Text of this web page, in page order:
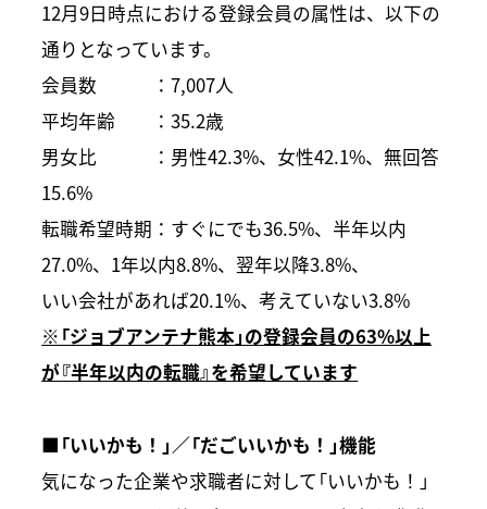
12月9日時点における登録会員の属性は、以下の
通りとなっています。
会員数 ：7,007人
平均年齢 ：35.2歳
男女比 ：男性42.3%、女性42.1%、無回答
15.6%
転職希望時期：すぐにでも36.5%、半年以内
27.0%、1年以内8.8%、翌年以降3.8%、
いい会社があれば20.1%、考えていない3.8%
※「ジョブアンテナ熊本」の登録会員の63%以上
が『半年以内の転職』を希望しています
■「いいかも！」／「だごいいかも！」機能
気になった企業や求職者に対して「いいかも！」